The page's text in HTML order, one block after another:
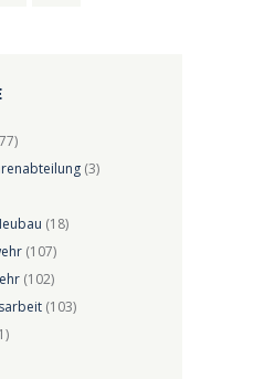
(3)
(18)
(107)
(102)
(103)